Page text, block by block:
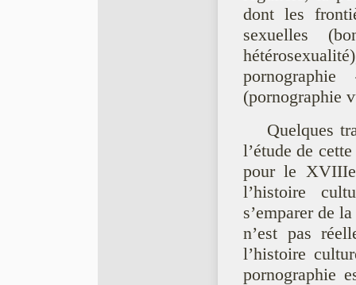
dont les
sexuelles
(pornographie
Quelques
l’étude de
pour le
l’histoire
s’emparer de
n’est pas
l’histoire
pornographie